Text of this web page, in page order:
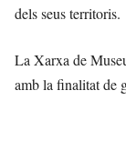
dels seus territoris.
La Xarxa de
amb la finalitat de